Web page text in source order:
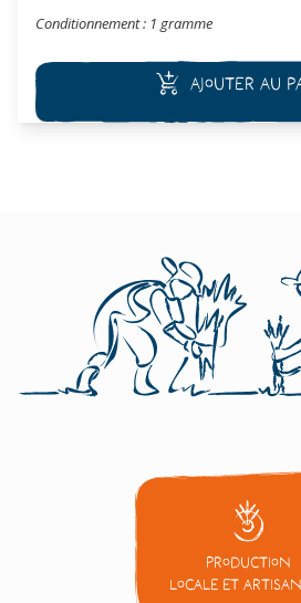
médicinales, tinctoriales…). Il est
Conditionnement : 1 gramme
Ajouter au
Production
locale et